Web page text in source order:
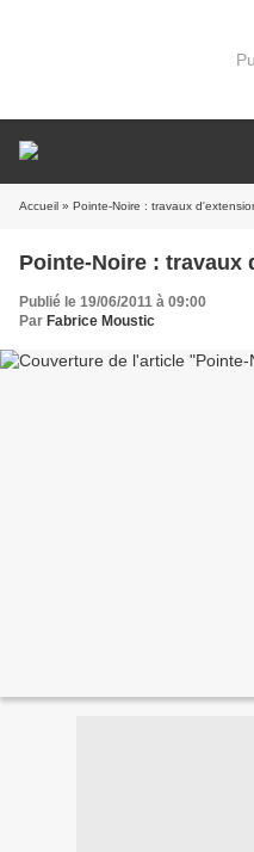
Accueil » Pointe-Noire : travaux
Pointe-Noire : travaux
Publié le 19/06/2011 à 09:00
Par Fabrice Moustic